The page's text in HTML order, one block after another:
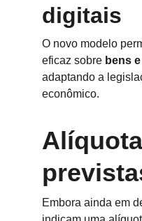
digitais
O novo modelo
eficaz sobre bens
adaptando a
econômico.
Embora ainda em